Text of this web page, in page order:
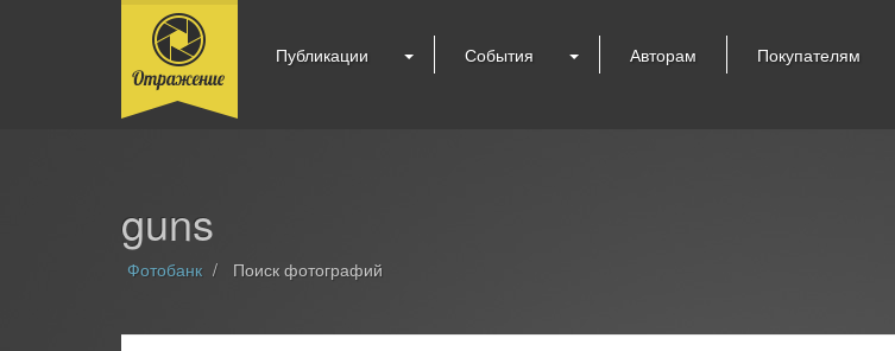
Публикации События Авторам Покупателям
guns
Фотобанк Поиск фотографий